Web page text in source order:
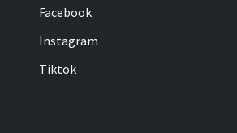
Facebook
Instagram
Tiktok